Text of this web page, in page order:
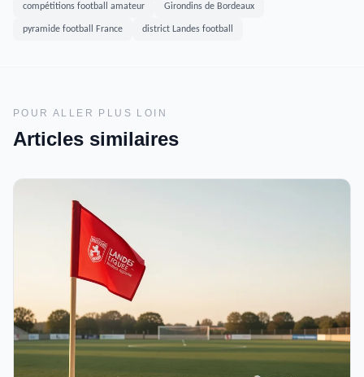
compétitions football amateur Girondins de Bordeaux
pyramide football France district Landes football
POUR ALLER PLUS LOIN
Articles similaires